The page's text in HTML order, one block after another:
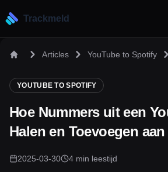
Trackmeld
Articles YouTube to Spotify
YOUTUBE TO SPOTIFY
Hoe Nummers uit een
Halen en Toevoegen
2025-03-30 4 min leestijd